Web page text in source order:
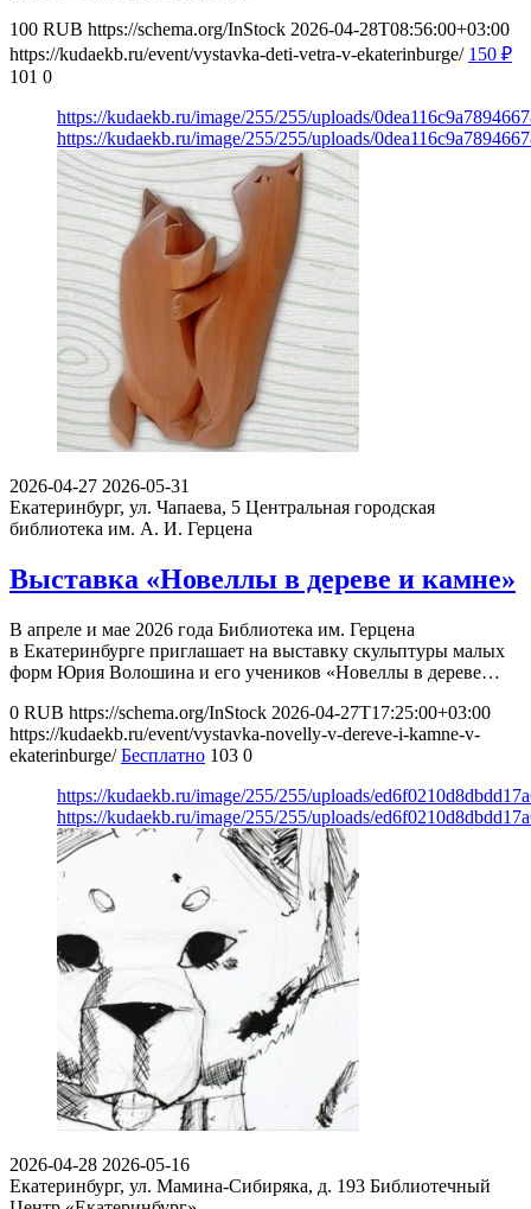
100 RUB https://schema.org/InStock 2026-04-28T08:56:00+03:00
https://kudaekb.ru/event/vystavka-deti-vetra-v-ekaterinburge/ 150 ₽
101 0
https://kudaekb.ru/image/255/255/uploads/
https://kudaekb.ru/image/255/255/uploads/
2026-04-27 2026-05-31
Екатеринбург, ул. Чапаева, 5 Центральная городская
библиотека им. А. И. Герцена
Выставка «Новеллы в дереве и камне»
В апреле и мае 2026 года Библиотека им. Герцена
в Екатеринбурге приглашает на выставку скульптуры малых
форм Юрия Волошина и его учеников «Новеллы в дереве…
0 RUB https://schema.org/InStock 2026-04-27T17:25:00+03:00
https://kudaekb.ru/event/vystavka-novelly-v-dereve-i-kamne-v-
ekaterinburge/ Бесплатно 103 0
https://kudaekb.ru/image/255/255/uploads/
https://kudaekb.ru/image/255/255/uploads/
2026-04-28 2026-05-16
Екатеринбург, ул. Мамина-Сибиряка, д. 193 Библиотечный